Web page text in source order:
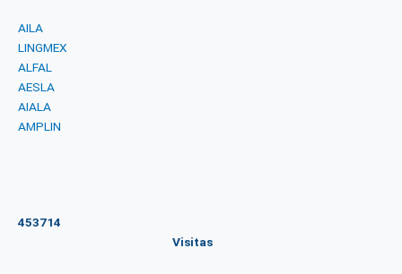
AILA
LINGMEX
ALFAL
AESLA
AIALA
AMPLIN
453714
Visitas